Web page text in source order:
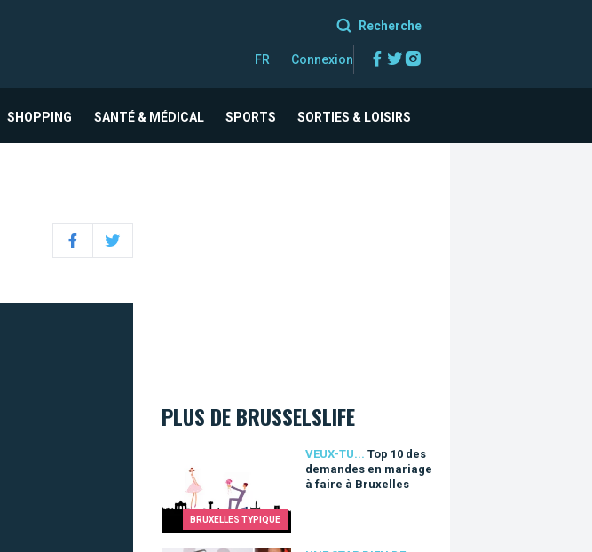
Recherche
FR Connexion Facebook
Twitter
SHOPPING SANTÉ & MÉDICAL SPORTS SORTIES & LOISIRS
FacebookTwitter
PLUS DE BRUSSELSLIFE
BRUXELLES TYPIQUE
VEUX-TU... Top 10 des
demandes en mariage
à faire à Bruxelles
Top 10 des demandes en mariage à faire à Bruxelles